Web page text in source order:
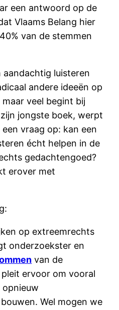
een antwoord op de
Vlaams Belang hier
van de stemmen
aandachtig luisteren
andere ideeën op
maar veel begint bij
jongste boek, werpt
vraag op: kan een
écht helpen in de
gedachtengoed?
erover met
op extreemrechts
onderzoekster en
van de
pleit ervoor om vooral
Wel mogen we